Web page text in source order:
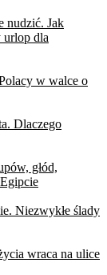
nudzić. Jak
urlop dla
w walce o
Dlaczego
głód,
Niezwykłe ślady
wraca na ulice